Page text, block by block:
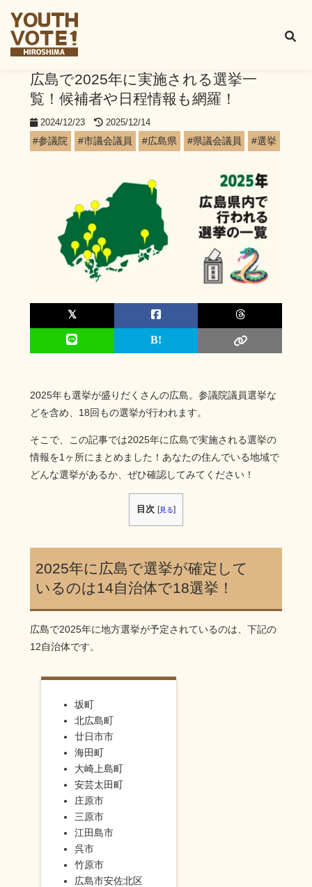
広島で2025年に実施される選挙一
覧！候補者や日程情報も網羅！
2024/12/23
2025/12/14
#参議院
#市議会議員 #広島県 #県議会議員 #選挙
2025年も選挙が盛りだくさんの広島。参議院議員選挙な
どを含め、18回もの選挙が行われます。
そこで、この記事では2025年に広島で実施される選挙の
情報を1ヶ所にまとめました！あなたの住んでいる地域で
どんな選挙があるか、ぜひ確認してみてください！
目次 [見る]
2025年に広島で選挙が確定して
いるのは14自治体で18選挙！
広島で2025年に地方選挙が予定されているのは、下記の
12自治体です。
坂町
北広島町
廿日市市
海田町
大崎上島町
安芸太田町
庄原市
三原市
江田島市
呉市
竹原市
広島市安佐北区